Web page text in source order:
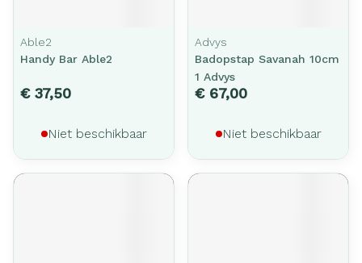
Able2
Handy Bar Able2
€ 37,50
Niet beschikbaar
Advys
Badopstap Savanah 10cm
1 Advys
€ 67,00
Niet beschikbaar